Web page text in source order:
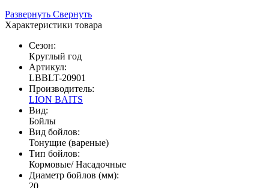
Развернуть Свернуть
Характеристики товара
Сезон:
Круглый год
Артикул:
LBBLT-20901
Производитель:
LION BAITS
Вид:
Бойлы
Вид бойлов:
Тонущие (вареные)
Тип бойлов:
Кормовые/ Насадочные
Диаметр бойлов (мм):